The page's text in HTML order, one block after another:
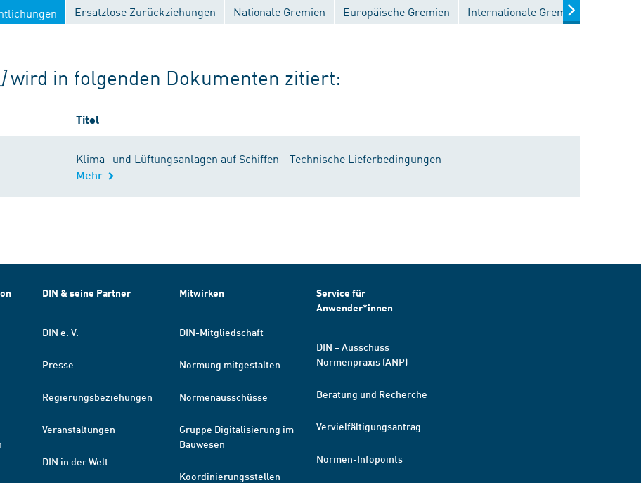
Ersatzlose Zurückziehungen Nationale Gremien Europäische Gremien Internationale Gremien
wird in folgenden Dokumenten zitiert:
Titel
Klima- und Lüftungsanlagen auf Schiffen - Technische Lieferbedingungen
Mehr
DIN & seine Partner
DIN e. V.
Presse
Regierungsbeziehungen
Veranstaltungen
DIN in der Welt
Mitwirken
DIN-Mitgliedschaft
Normung mitgestalten
Normenausschüsse
Gruppe Digitalisierung im
Bauwesen
Koordinierungsstellen
Service für
Anwender*innen
DIN – Ausschuss
Normenpraxis (ANP)
Beratung und Recherche
Vervielfältigungsantrag
Normen-Infopoints